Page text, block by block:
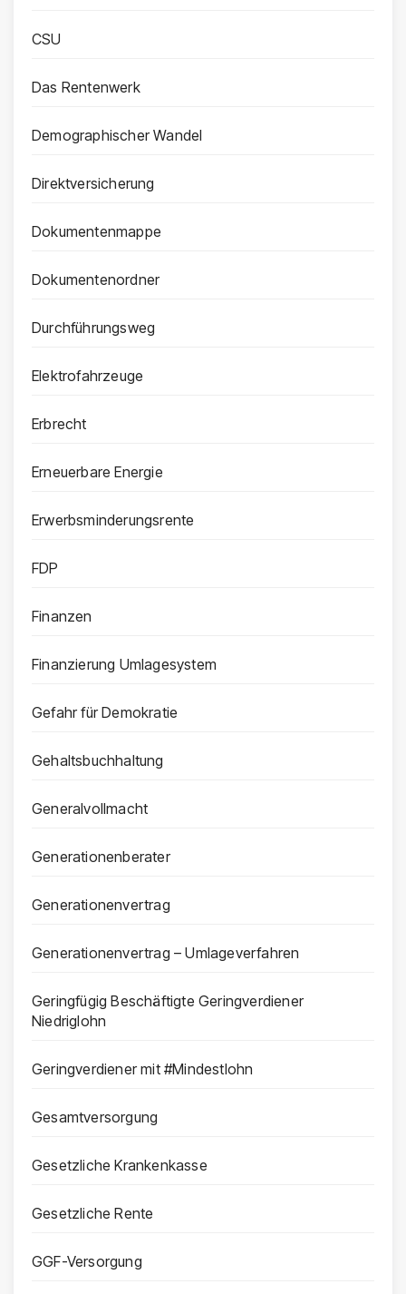
CSU
Das Rentenwerk
Demographischer Wandel
Direktversicherung
Dokumentenmappe
Dokumentenordner
Durchführungsweg
Elektrofahrzeuge
Erbrecht
Erneuerbare Energie
Erwerbsminderungsrente
FDP
Finanzen
Finanzierung Umlagesystem
Gefahr für Demokratie
Gehaltsbuchhaltung
Generalvollmacht
Generationenberater
Generationenvertrag
Generationenvertrag – Umlageverfahren
Geringfügig Beschäftigte Geringverdiener
Niedriglohn
Geringverdiener mit #Mindestlohn
Gesamtversorgung
Gesetzliche Krankenkasse
Gesetzliche Rente
GGF-Versorgung